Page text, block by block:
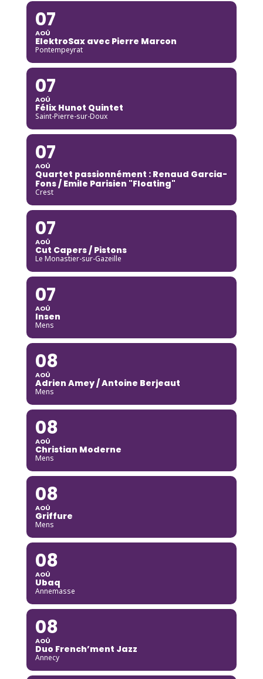
07
AOÛ
ElektroSax avec Pierre Marcon
Pontempeyrat
07
AOÛ
Félix Hunot Quintet
Saint-Pierre-sur-Doux
07
AOÛ
Quartet passionnément : Renaud Garcia-
Fons / Emile Parisien "Floating"
Crest
07
AOÛ
Cut Capers / Pistons
Le Monastier-sur-Gazeille
07
AOÛ
Insen
Mens
08
AOÛ
Adrien Amey / Antoine Berjeaut
Mens
08
AOÛ
Christian Moderne
Mens
08
AOÛ
Griffure
Mens
08
AOÛ
Ubaq
Annemasse
08
AOÛ
Duo French’ment Jazz
Annecy